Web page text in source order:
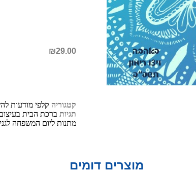
₪29.00
קטגוריה קלפי מודעות
תגיות ברכת הבית
מתנות ליום המשפחה
מוצרים דומים